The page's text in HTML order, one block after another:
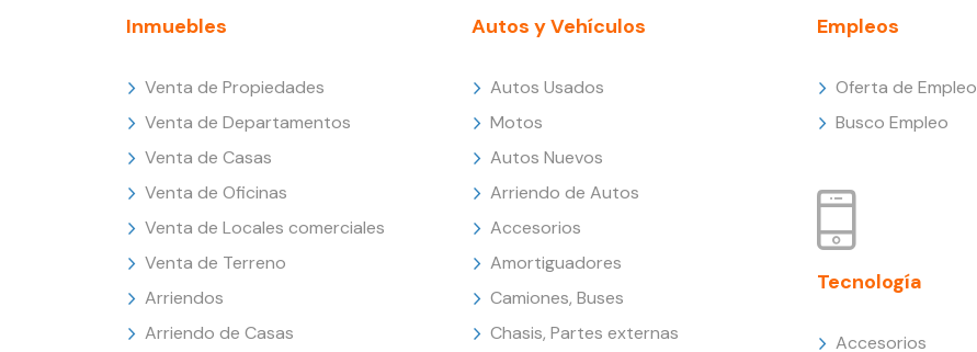
Inmuebles
Venta de Propiedades
Venta de Departamentos
Venta de Casas
Venta de Oficinas
Venta de Locales comerciales
Venta de Terreno
Arriendos
Arriendo de Casas
Autos y Vehículos
Autos Usados
Motos
Autos Nuevos
Arriendo de Autos
Accesorios
Amortiguadores
Camiones, Buses
Chasis, Partes externas
Empleos
Oferta de Empleo
Busco Empleo
Tecnología
Accesorios